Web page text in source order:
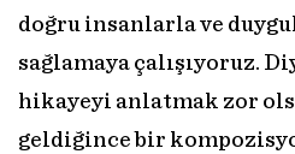
doğru insanlarla ve
sağlamaya çalışıyoruz.
hikayeyi anlatmak zor
geldiğince bir